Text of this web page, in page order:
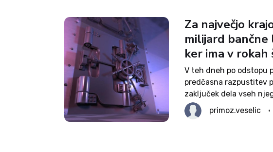
Za največjo
milijard
ker ima v
V teh dneh po odstopu
predčasna razpustitev
zaključek dela vseh
preiskovalnih komisij.
prav, in kaže, da...
primoz.veselic